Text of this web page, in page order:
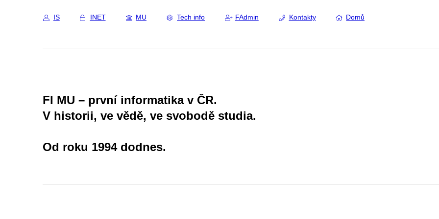
IS INET MU Tech info FAdmin Kontakty Domů
FI MU – první informatika v ČR.
V historii, ve vědě, ve svobodě studia.
Od roku 1994 dodnes.